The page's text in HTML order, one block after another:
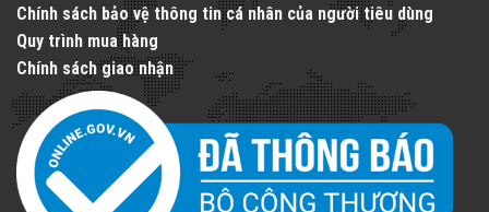
Chính sách bảo vệ thông tin cá nhân của người tiêu dùng
Quy trình mua hàng
Chính sách giao nhận